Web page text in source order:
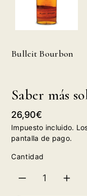
Bulleit Bourbon
Saber más
Precio
habitual
26,90€
Impuesto incluido.
pantalla de pago.
Cantidad